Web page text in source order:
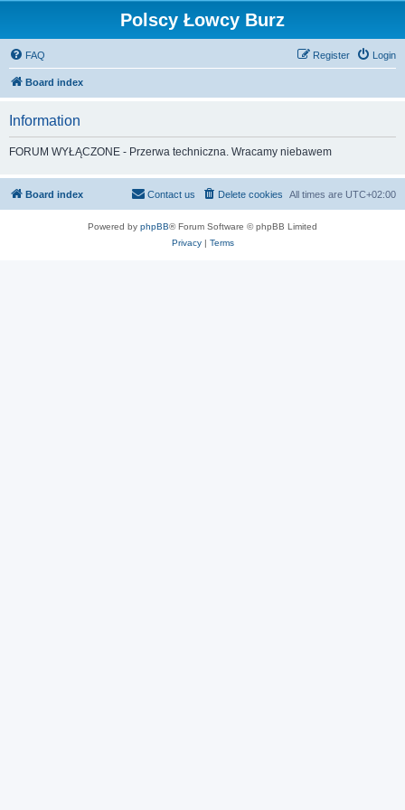
Polscy Łowcy Burz
FAQ Login
Register
Board index
Information
FORUM WYŁĄCZONE - Przerwa techniczna. Wracamy niebawem
Board index All times are UTC+02:00
Delete cookies
Contact us
Powered by phpBB® Forum Software © phpBB Limited
Privacy| Terms